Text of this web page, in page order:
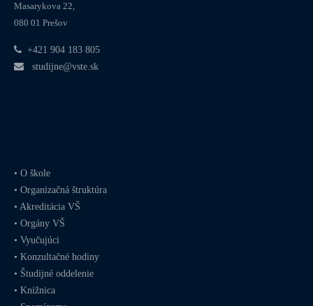
Masarykova 22,
080 01 Prešov
+421 904 183 805
studijne@vste.sk
•O škole
•Organizačná štruktúra
•Akreditácia VŠ
•Orgány VŠ
• Vyučujúci
• Konzultačné hodiny
• Študijné oddelenie
• Knižnica